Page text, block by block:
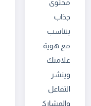
محتوى
جذاب
يتناسب
مع هوية
علامتك
وينشر
التفاعل
والمشارك